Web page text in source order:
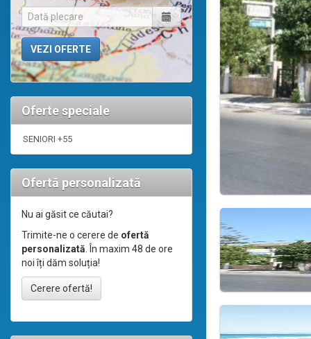
Oferte speciale
SENIORI +55
Ofertă personalizată
Nu ai găsit ce căutai?
Trimite-ne o cerere de ofertă
personalizată. În maxim 48 de ore
noi îți dăm soluția!
Cerere ofertă!